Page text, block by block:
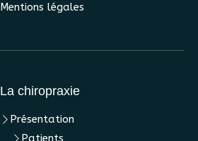
Mentions légales
La chiropraxie
Présentation
Patients